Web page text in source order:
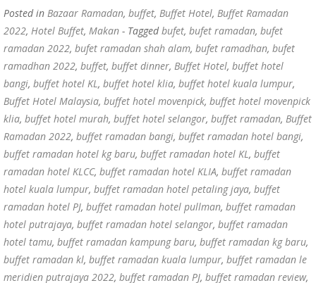
Posted in Bazaar Ramadan, buffet, Buffet Hotel, Buffet Ramadan
2022, Hotel Buffet, Makan - Taggedbufet, bufet ramadan, bufet
ramadan 2022, bufet ramadan shah alam, bufet ramadhan, bufet
ramadhan 2022, buffet, buffet dinner, Buffet Hotel, buffet hotel
bangi, buffet hotel KL, buffet hotel klia, buffet hotel kuala lumpur,
Buffet Hotel Malaysia, buffet hotel movenpick, buffet hotel movenpick
klia, buffet hotel murah, buffet hotel selangor, buffet ramadan, Buffet
Ramadan 2022, buffet ramadan bangi, buffet ramadan hotel bangi,
buffet ramadan hotel kg baru, buffet ramadan hotel KL, buffet
ramadan hotel KLCC, buffet ramadan hotel KLIA, buffet ramadan
hotel kuala lumpur, buffet ramadan hotel petaling jaya, buffet
ramadan hotel PJ, buffet ramadan hotel pullman, buffet ramadan
hotel putrajaya, buffet ramadan hotel selangor, buffet ramadan
hotel tamu, buffet ramadan kampung baru, buffet ramadan kg baru,
buffet ramadan kl, buffet ramadan kuala lumpur, buffet ramadan le
meridien putrajaya 2022, buffet ramadan PJ, buffet ramadan review,